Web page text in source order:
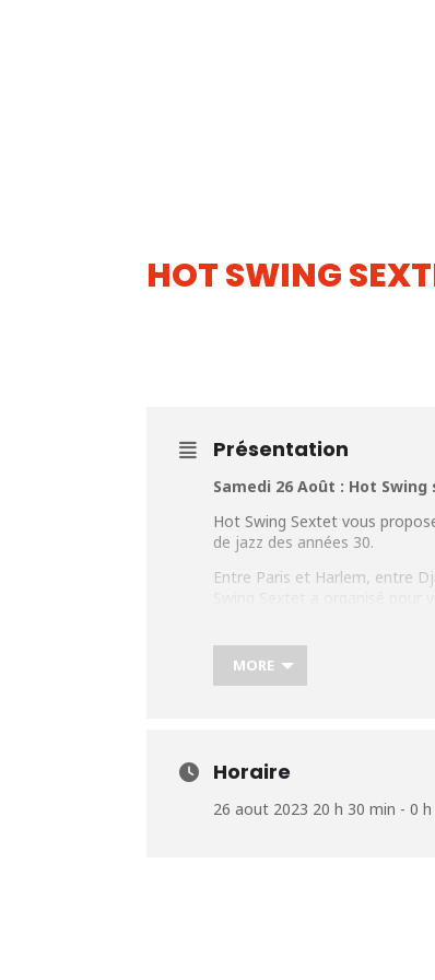
HOT SWING
Présentation
Samedi 26 Août : Hot
Hot Swing Sextet vous
de jazz des années 30.
Entre Paris et Harlem, entre
Plus d’infos : https://
MORE
Horaire
26 aout 2023 20 h 30 min - 0